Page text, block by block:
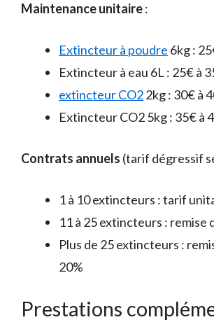
Maintenance unitaire:
Extincteur à poudre 6kg :
Extincteur à eau 6L : 25€ à
extincteur CO22kg : 30€ à
Extincteur CO2 5kg : 35€ à
Contrats annuels (tarif dégressif
1 à 10 extincteurs : tarif
11 à 25 extincteurs : remise
Plus de 25 extincteurs :
20%
Prestations